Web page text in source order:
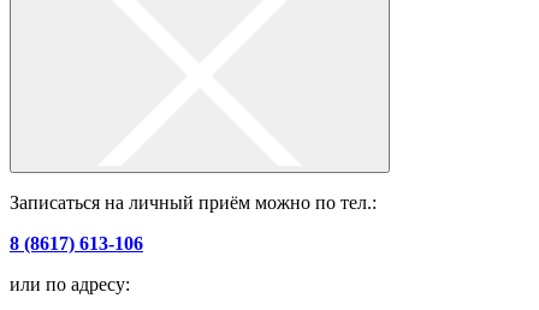
Записаться на личный приём можно по тел.:
8 (8617) 613-106
или по адресу: